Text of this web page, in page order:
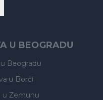
U BEOGRADU
u Beogradu
u Borči
u Zemunu